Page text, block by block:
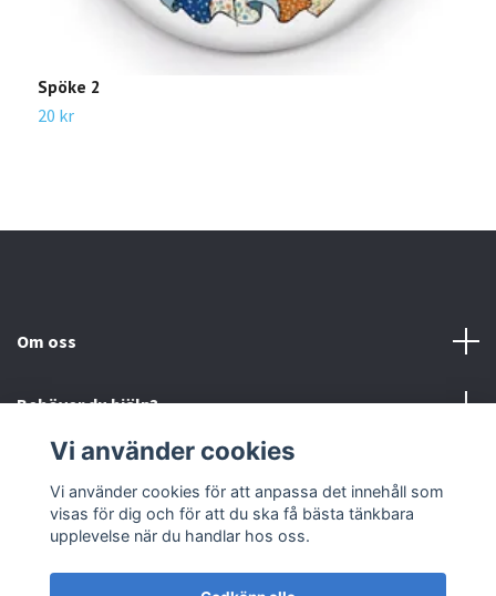
Spöke 2
20 kr
Om oss
Behöver du hjälp?
Läs mer
Sociala medier
Vi använder cookies
Vi använder cookies för att anpassa det innehåll som
visas för dig och för att du ska få bästa tänkbara
upplevelse när du handlar hos oss.